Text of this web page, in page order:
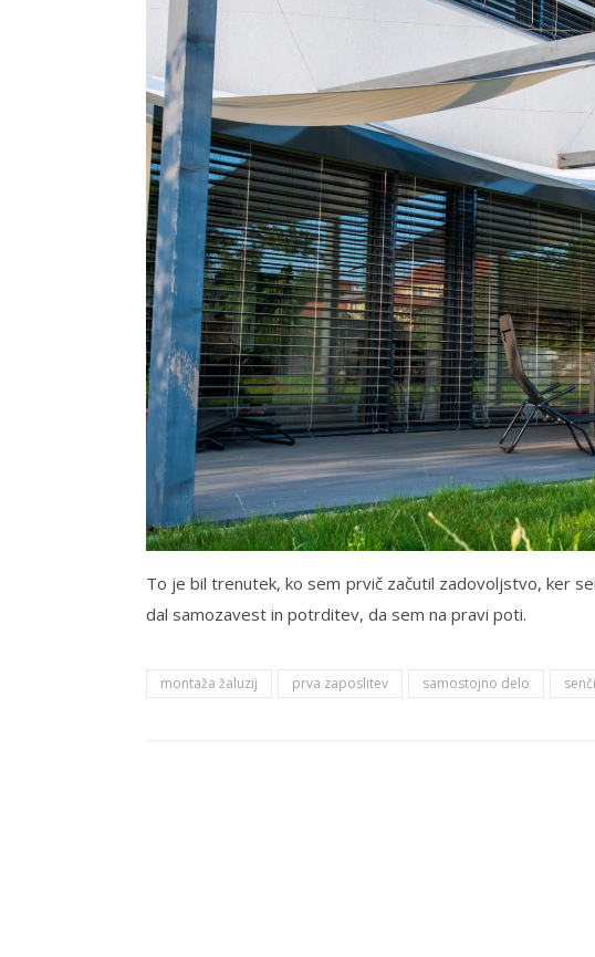
To je bil trenutek, ko sem prvič začutil zadovoljstvo, ker
dal samozavest in potrditev, da sem na pravi poti.
montaža žaluzij prva zaposlitev samostojno delo